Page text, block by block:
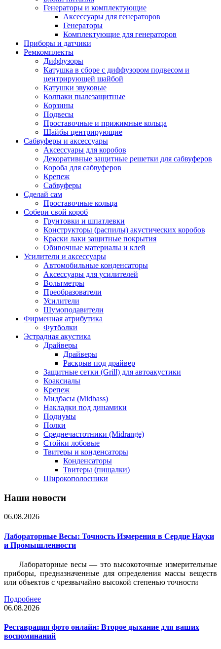
Генераторы и комплектующие
Аксессуары для генераторов
Генераторы
Комплектующие для генераторов
Приборы и датчики
Ремкомплекты
Диффузоры
Катушка в сборе с диффузором подвесом и
центрирующей шайбой
Катушки звуковые
Колпаки пылезащитные
Корзины
Подвесы
Проставочные и прижимные кольца
Шайбы центрирующие
Сабвуферы и аксессуары
Аксессуары для коробов
Декоративные защитные решетки для сабвуферов
Короба для сабвуферов
Крепеж
Сабвуферы
Сделай сам
Проставочные кольца
Собери свой короб
Грунтовки и шпатлевки
Конструкторы (распилы) акустических коробов
Краски лаки защитные покрытия
Обивочные материалы и клей
Усилители и аксессуары
Автомобильные конденсаторы
Аксессуары для усилителей
Вольтметры
Преобразователи
Усилители
Шумоподавители
Фирменная атрибутика
Футболки
Эстрадная акустика
Драйверы
Драйверы
Раскрыв под драйвер
Защитные сетки (Grill) для автоакустики
Коаксиалы
Крепеж
Мидбасы (Midbass)
Накладки под динамики
Подиумы
Полки
Среднечастотники (Midrange)
Стойки лобовые
Твитеры и конденсаторы
Конденсаторы
Твитеры (пищалки)
Широкополосники
Наши новости
06.08.2026
Лабораторные Весы: Точность Измерения в Сердце Науки
и Промышленности
Лабораторные весы — это высокоточные измерительные
приборы, предназначенные для определения массы веществ
или объектов с чрезвычайно высокой степенью точности
Подробнее
06.08.2026
Реставрация фото онлайн: Второе дыхание для ваших
воспоминаний